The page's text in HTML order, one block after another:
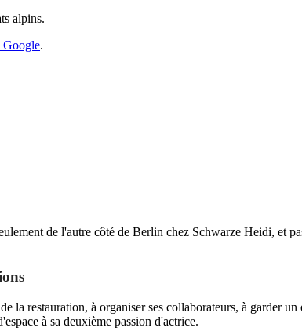
Google.
de l'autre côté de Berlin chez Schwarze Heidi, et
la restauration, à organiser ses collaborateurs, à garder
à sa deuxième passion d'actrice.